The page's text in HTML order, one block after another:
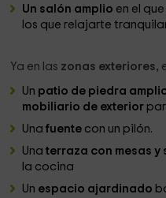
Un salón amplio en el
los que relajarte
Ya en las zonas exteriores,
Un patio de piedra
mobiliario de exterior
Unafuente con un pilón.
Unaterraza con mesas y
la cocina
Un espacio ajardinado